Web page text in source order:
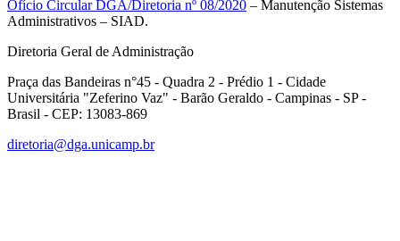
Ofício Circular DGA/Diretoria nº 08/2020 – Manutenção Sistemas
Administrativos – SIAD.
Diretoria Geral de Administração
Praça das Bandeiras n°45 - Quadra 2 - Prédio 1 - Cidade
Universitária "Zeferino Vaz" - Barão Geraldo - Campinas - SP -
Brasil - CEP: 13083-869
diretoria@dga.unicamp.br